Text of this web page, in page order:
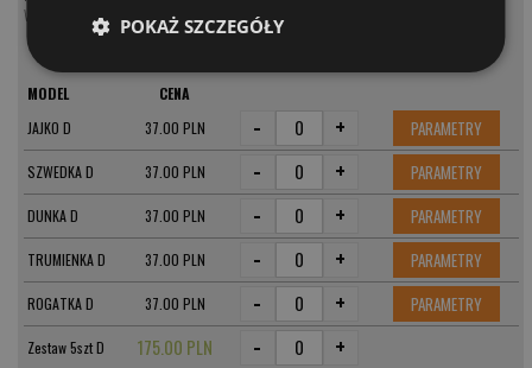
Wahadłówki na szczupaka
MODEL
CENA
JAJKO D
37.00 PLN - + PARAMETRY
SZWEDKA D 37.00 PLN - + PARAMETRY
DUNKA D 37.00 PLN - + PARAMETRY
TRUMIENKA D 37.00 PLN - + PARAMETRY
ROGATKA D 37.00 PLN - + PARAMETRY
Zestaw 5szt D 175.00 PLN - +
POKAŻ SZCZEGÓŁY